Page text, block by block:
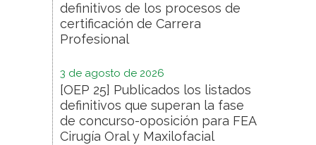
definitivos de los procesos de
certificación de Carrera
Profesional
3 de agosto de 2026
[OEP 25] Publicados los listados
definitivos que superan la fase
de concurso-oposición para FEA
Cirugía Oral y Maxilofacial